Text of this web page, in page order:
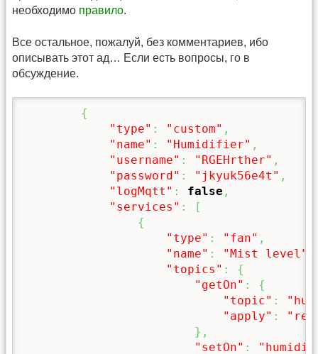
необходимо правило.
Все остальное, пожалуй, без комментариев, ибо
описывать этот ад… Если есть вопросы, го в
обсуждение.
{
"type" : "custom" ,
"name" : "Humidifier" ,
"username" : "RGEHrther" ,
"password" : "jkyuk56e4t" ,
"logMqtt" : false ,
"services" :
[
{
"type" : "fan" ,
"name" : "Mist level"
"topics" :
{
"getOn" :
{
"topic" :
"apply" :
} ,
"setOn" :